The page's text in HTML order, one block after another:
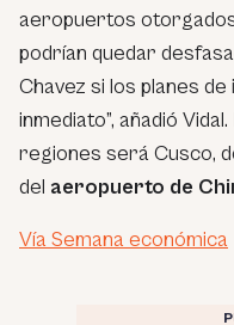
aeropuertos
podrían quedar
Chavez si los planes
inmediato”, añadió
regiones será Cusco,
del aeropuerto de
Vía Semana económica